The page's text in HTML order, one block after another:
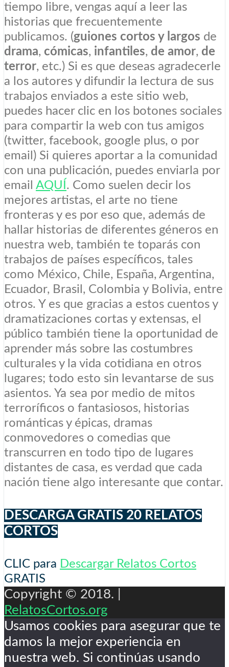
tiempo libre, vengas aquí a leer las
historias que frecuentemente
publicamos. (guiones cortos y largos de
drama, cómicas, infantiles, de amor, de
terror, etc.) Si es que deseas agradecerle
a los autores y difundir la lectura de sus
trabajos enviados a este sitio web,
puedes hacer clic en los botones sociales
para compartir la web con tus amigos
(twitter, facebook, google plus, o por
email) Si quieres aportar a la comunidad
con una publicación, puedes enviarla por
email AQUÍ . Como suelen decir los
mejores artistas, el arte no tiene
fronteras y es por eso que, además de
hallar historias de diferentes géneros en
nuestra web, también te toparás con
trabajos de países específicos, tales
como México, Chile, España, Argentina,
Ecuador, Brasil, Colombia y Bolivia, entre
otros. Y es que gracias a estos cuentos y
dramatizaciones cortas y extensas, el
público también tiene la oportunidad de
aprender más sobre las costumbres
culturales y la vida cotidiana en otros
lugares; todo esto sin levantarse de sus
asientos. Ya sea por medio de mitos
terroríficos o fantasiosos, historias
románticas y épicas, dramas
conmovedores o comedias que
transcurren en todo tipo de lugares
distantes de casa, es verdad que cada
nación tiene algo interesante que contar.
DESCARGA GRATIS 20 RELATOS
CORTOS
CLIC para Descargar Relatos Cortos
GRATIS
Copyright © 2018. |
RelatosCortos.org
Usamos cookies para asegurar que te
damos la mejor experiencia en
nuestra web. Si continúas usando